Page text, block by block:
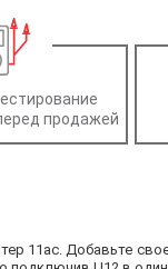
продажей
11ac. Добавьте